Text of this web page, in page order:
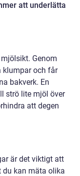
att underlätta
Genom
klumpar och får
bakverk. En
strö lite mjöl över
att degen
är det viktigt att
du kan mäta olika